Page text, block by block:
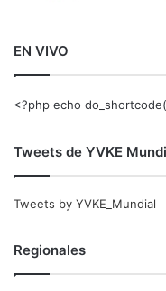
EN VIVO
<?php echo
Tweets de YVKE
Tweets by YVKE_Mundial
Regionales